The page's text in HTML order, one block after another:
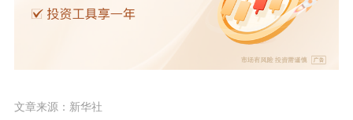
文章来源：新华社